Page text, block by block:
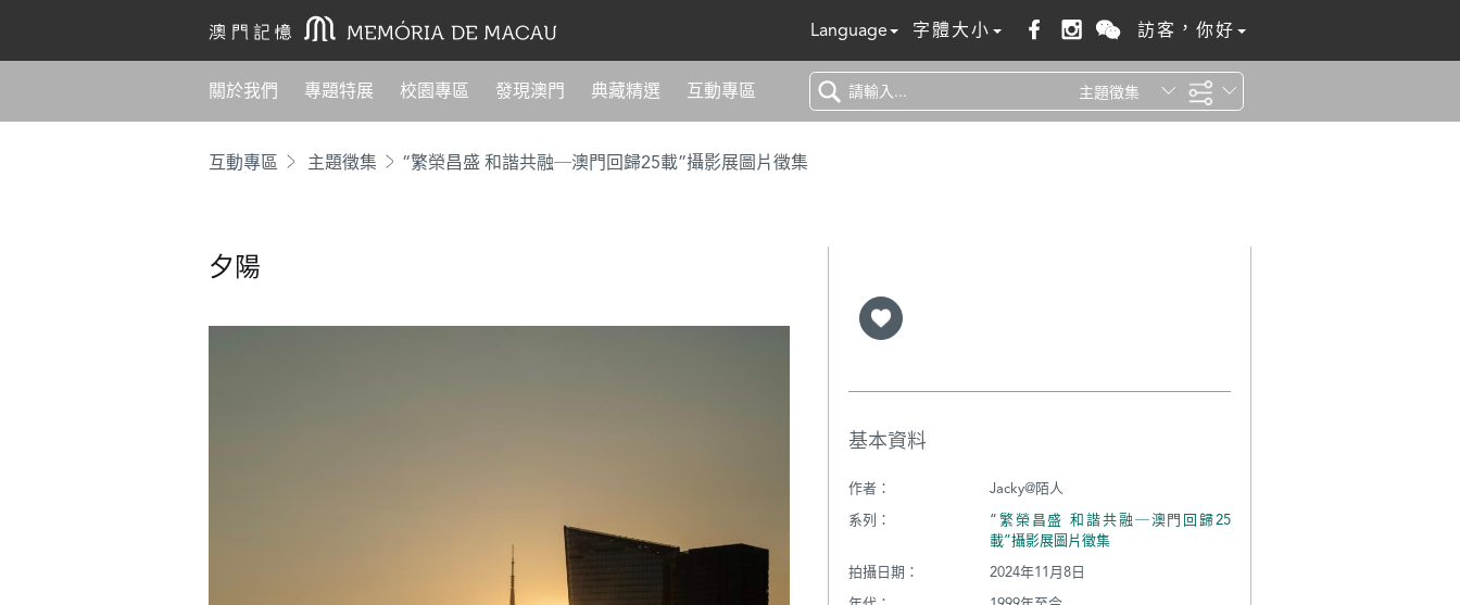
Language 字體大小 訪客，你好
關於我們 專題特展 校園專區 發現澳門 典藏精選 互動專區 主題徵集
互動專區 主題徵集 “繁榮昌盛 和諧共融─澳門回歸25載”攝影展圖片徵集
夕陽
基本資料
作者：
Jacky@陌人
系列：
“繁榮昌盛 和諧共融─澳門回歸25
載”攝影展圖片徵集
拍攝日期：
2024年11月8日